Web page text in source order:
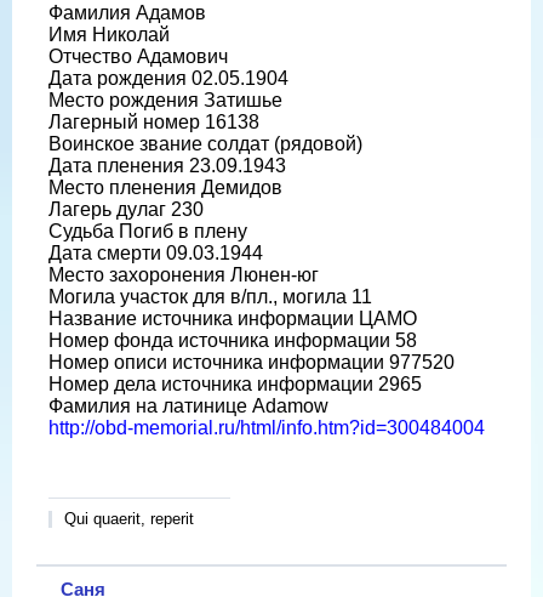
Фамилия Адамов
Имя Николай
Отчество Адамович
Дата рождения 02.05.1904
Место рождения Затишье
Лагерный номер 16138
Воинское звание солдат (рядовой)
Дата пленения 23.09.1943
Место пленения Демидов
Лагерь дулаг 230
Судьба Погиб в плену
Дата смерти 09.03.1944
Место захоронения Люнен-юг
Могила участок для в/пл., могила 11
Название источника информации ЦАМО
Номер фонда источника информации 58
Номер описи источника информации 977520
Номер дела источника информации 2965
Фамилия на латинице Adamow
http://obd-memorial.ru/html/info.htm?id=300484004
Qui quaerit, reperit
Саня